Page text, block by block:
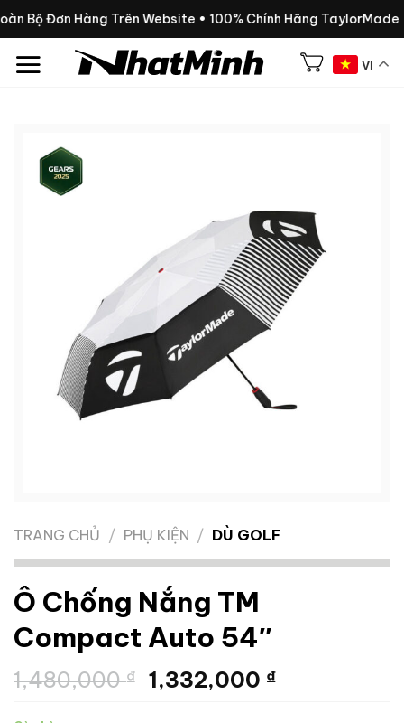
Chuyển
nội
dung
Bộ Đơn Hàng Trên Website • 100% Chính Hãng TaylorMade
VI
TRANG CHỦ / PHỤ KIỆN / DÙ GOLF
Ô Chống Nắng TM
Compact Auto 54″
1,480,000₫
Giá
1,332,000 ₫Giá